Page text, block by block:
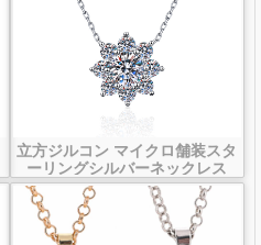
立方ジルコン マイクロ舗装スタ
ーリングシルバーネックレス